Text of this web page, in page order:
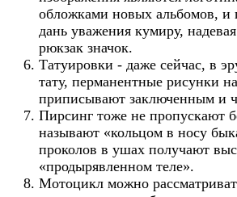
обложками новых альбомов, и
дань уважения кумиру,
рюкзак значок.
Татуировки - даже сейчас, в
тату, перманентные рисунки
приписывают заключенным и
Пирсинг тоже не пропускают
называют «кольцом в носу
проколов в ушах получают
«продырявленном теле».
Мотоцикл можно